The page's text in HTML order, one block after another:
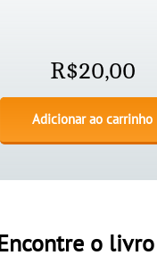
R$20,00
Adicionar ao carrinho
Encontre o